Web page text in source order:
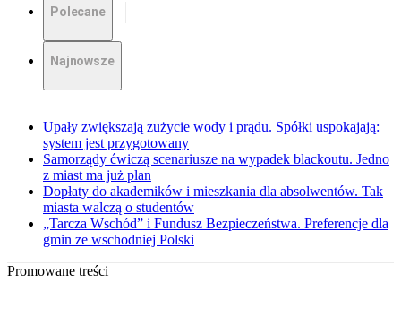
Polecane
Najnowsze
Upały zwiększają zużycie wody i prądu. Spółki uspokajają:
system jest przygotowany
Samorządy ćwiczą scenariusze na wypadek blackoutu. Jedno
z miast ma już plan
Dopłaty do akademików i mieszkania dla absolwentów. Tak
miasta walczą o studentów
„Tarcza Wschód” i Fundusz Bezpieczeństwa. Preferencje dla
gmin ze wschodniej Polski
Promowane treści